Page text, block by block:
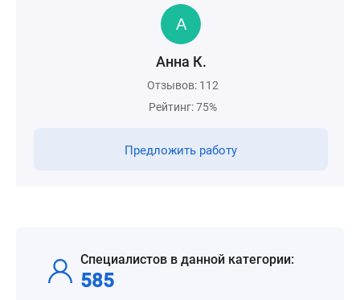
Анна К.
Отзывов: 112
Рейтинг: 75%
Предложить работу
Специалистов в данной категории:
585